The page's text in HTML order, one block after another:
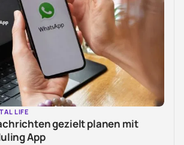
LIFE
gezielt planen mit
App